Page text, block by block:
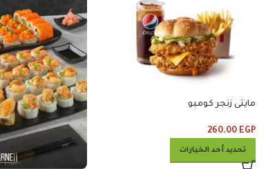
مايتى زنجر كومبو
260.00 EGP
تحديد أحد الخيارات